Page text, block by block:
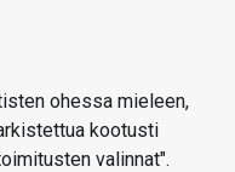
ohessa mieleen,
kootusti
valinnat".